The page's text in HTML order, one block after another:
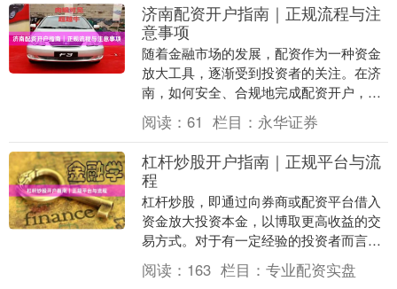
济南配资开户指南｜正规流程与注
意事项
随着金融市场的发展，配资作为一种资金
放大工具，逐渐受到投资者的关注。在济
南，如何安全、合规地完成配资开户，成
为许多投资者关心的问题。本文将从正规
流程、资质核查、....
阅读： 61 栏目： 永华证券
杠杆炒股开户指南｜正规平台与流
程
杠杆炒股，即通过向券商或配资平台借入
资金放大投资本金，以博取更高收益的交
易方式。对于有一定经验的投资者而言，
合理使用杠杆能提升资金利用率，但同时
也伴随着更高的风....
阅读： 163 栏目： 专业配资实盘